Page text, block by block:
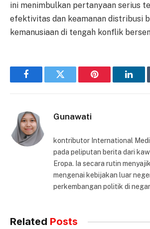
ini menimbulkan pertanyaan serius
efektivitas dan keamanan distribusi
kemanusiaan di tengah konflik
FacebookTwitter Pinterest
Gunawati
kontributor International
pada peliputan berita dari
Eropa. Ia secara rutin
mengenai kebijakan luar
perkembangan politik di
Related Posts